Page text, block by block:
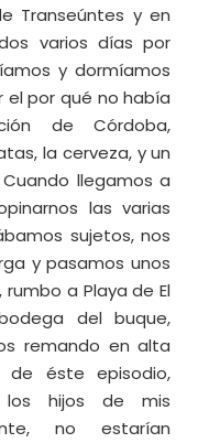
Transeúntes y en
varios días por
y dormíamos
el por qué no había
de Córdoba,
la cerveza, y un
llegamos a
las varias
sujetos, nos
y pasamos unos
a Playa de El
del buque,
remando en alta
de éste episodio,
hijos de mis
no estarían